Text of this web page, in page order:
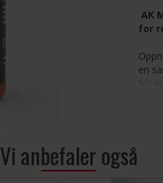
AK
for
en
for
Vi anbefaler også